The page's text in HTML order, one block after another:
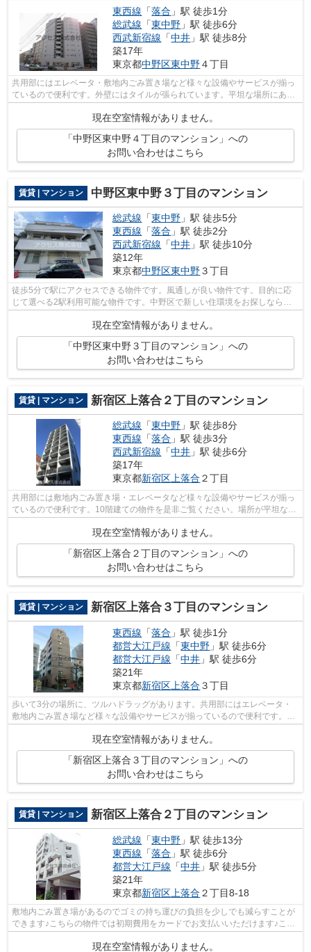
東西線 「落合 」駅 徒歩1分
総武線 「東中野 」駅 徒歩6分
西武新宿線 「中井 」駅 徒歩8分
築17年
東京都中野区東中野４丁目
共用部にはエレベータ・敷地内ごみ置き場など様々な設備やサービスが揃っ
ているので便利です。外壁にはタイルが張られています。平坦な場所にある
現在空室情報がありません。
「中野区東中野４丁目のマンション」への
お問い合わせはこちら
賃貸 | マンション 中野区東中野３丁目のマンション
総武線 「東中野 」駅 徒歩5分
東西線 「落合 」駅 徒歩2分
西武新宿線 「中井 」駅 徒歩10分
築12年
東京都中野区東中野３丁目
徒歩5分で駅にアクセスできる物件です。風通しが良い物件です。目的に応
じて選べる2駅利用可能な物件です。中野区で新しい住環境をお探しなら、
現在空室情報がありません。
「中野区東中野３丁目のマンション」への
お問い合わせはこちら
賃貸 | マンション 新宿区上落合２丁目のマンション
総武線 「東中野 」駅 徒歩8分
東西線 「落合 」駅 徒歩3分
西武新宿線 「中井 」駅 徒歩6分
築17年
東京都新宿区 上落合 ２丁目
共用部には敷地内ごみ置き場・エレベータなど様々な設備やサービスが揃っ
ているので便利です。10階建ての物件を是非ご覧ください。場所が平坦なの
は、ランニングをする上で抑えたいポ...
現在空室情報がありません。
「新宿区上落合２丁目のマンション」への
お問い合わせはこちら
賃貸 | マンション 新宿区上落合３丁目のマンション
東西線 「落合 」駅 徒歩1分
都営大江戸線 「東中野 」駅 徒歩6分
都営大江戸線 「中井 」駅 徒歩6分
築21年
東京都新宿区 上落合 ３丁目
歩いて3分の場所に、ツルハドラッグがあります。共用部にはエレベータ・
敷地内ごみ置き場など様々な設備やサービスが揃っているので便利です。2
現在空室情報がありません。
「新宿区上落合３丁目のマンション」への
お問い合わせはこちら
賃貸 | マンション 新宿区上落合２丁目のマンション
総武線 「東中野 」駅 徒歩13分
東西線 「落合 」駅 徒歩6分
都営大江戸線 「中井 」駅 徒歩5分
築21年
東京都新宿区 上落合 ２丁目8-18
敷地内ごみ置き場があるのでゴミの持ち運びの負担を少しでも減らすことが
できます♪こちらの物件では初期費用をカードでお支払いいただけます♪こち
現在空室情報がありません。